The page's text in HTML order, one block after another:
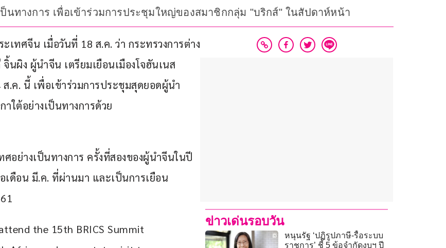
นทางการ เพื่อเข้าร่วมการประชุมใหญ่ของสมาชิกกลุ่ม "บริกส์" ในสัปดาห์หน้า
เทศจีน เมื่อวันที่ 18 ส.ค. ว่า กระทรวงการต่าง
ผิง ผู้นำจีน เตรียมเยือนเมืองโจฮันเนส
.ค. นี้ เพื่อเข้าร่วมการประชุมสุดยอดผู้นำ
ใต้อย่างเป็นทางการด้วย
อย่างเป็นทางการ ครั้งที่สองของผู้นำจีนในปี
เดือน มี.ค. ที่ผ่านมา และเป็นการเยือน
the 15th BRICS Summit
ข่าวเด่นรอบวัน
หนุนรัฐ ‘ปฏิรูปภาษี-รื้อระบบ
ราชการ’ ชี้ 5 ข้อจำกัดงบฯ ปี